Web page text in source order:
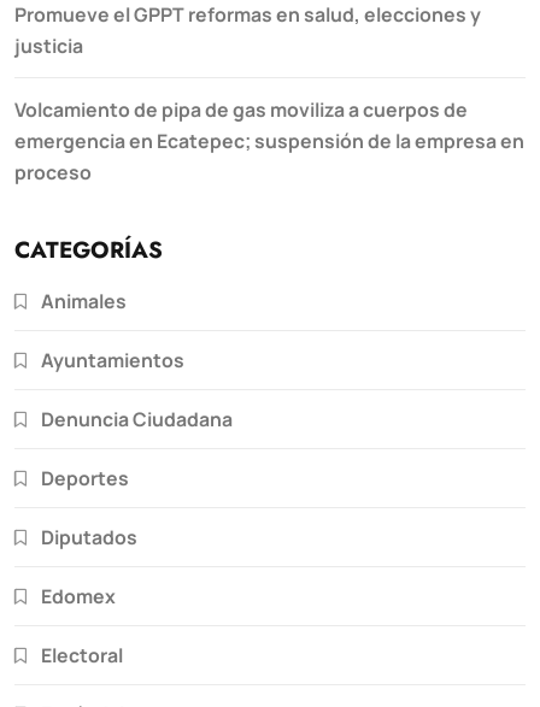
Promueve el GPPT reformas en salud, elecciones y
justicia
Volcamiento de pipa de gas moviliza a cuerpos de
emergencia en Ecatepec; suspensión de la empresa en
proceso
CATEGORÍAS
Animales
Ayuntamientos
Denuncia Ciudadana
Deportes
Diputados
Edomex
Electoral